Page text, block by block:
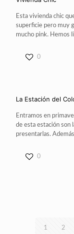
Esta vivienda chic
superficie pero muy
mucho pink. Hemos
0
La Estación del
Entramos en
de esta estación son
presentarlas.
0
1 2